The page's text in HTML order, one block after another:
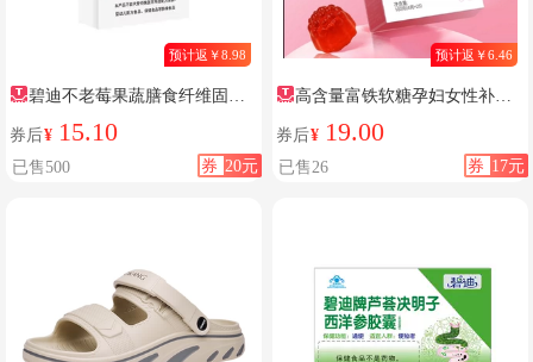
预计返￥8.98
碧迪不老莓果蔬膳食纤维固体
饮料官方旗舰店正品益生菌膳食
券后¥ 15.10
券 20元
已售500
预计返￥6.46
高含量富铁软糖孕妇女性补铁
元素
券后¥ 19.00
券 17元
已售26